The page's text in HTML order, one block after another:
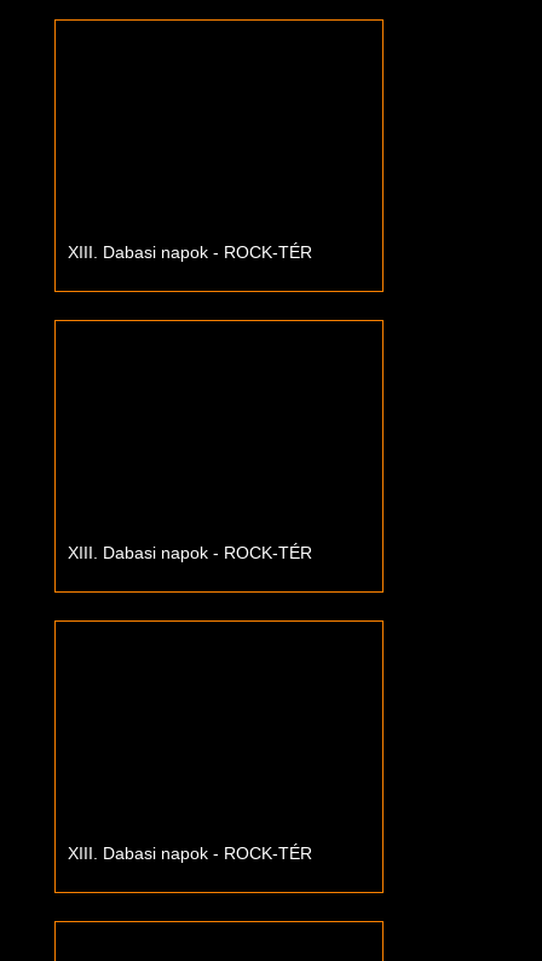
XIII. Dabasi napok - ROCK-TÉR
XIII. Dabasi napok - ROCK-TÉR
XIII. Dabasi napok - ROCK-TÉR